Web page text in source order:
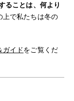
ることは、何より
上で私たちは冬の
ガイドをご覧くだ